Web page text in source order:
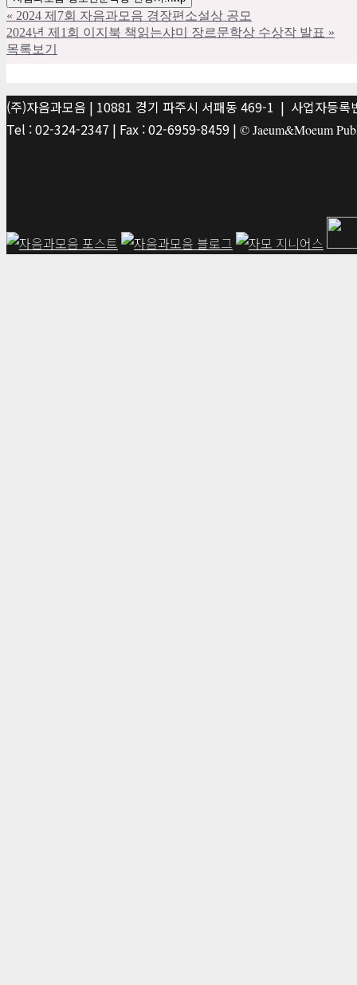
(주)자음과모음 | 10881 경기 파주시 서패동 469-1 | 사업자등
Tel : 02-324-2347 | Fax : 02-6959-8459 | © Jaeum&Moeum